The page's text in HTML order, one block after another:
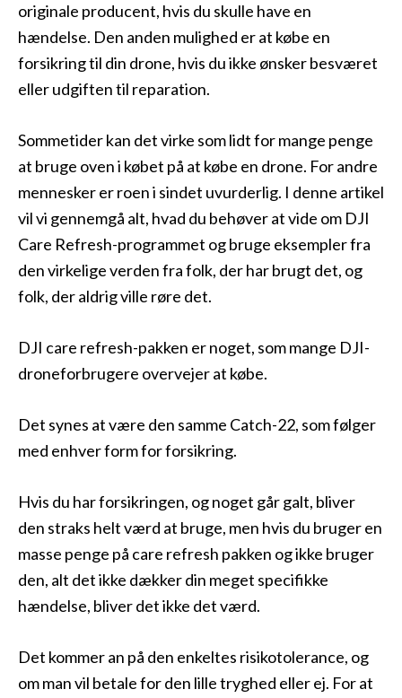
originale producent, hvis du skulle have en
hændelse. Den anden mulighed er at købe en
forsikring til din drone, hvis du ikke ønsker besværet
eller udgiften til reparation.
Sommetider kan det virke som lidt for mange penge
at bruge oven i købet på at købe en drone. For andre
mennesker er roen i sindet uvurderlig. I denne artikel
vil vi gennemgå alt, hvad du behøver at vide om DJI
Care Refresh-programmet og bruge eksempler fra
den virkelige verden fra folk, der har brugt det, og
folk, der aldrig ville røre det.
DJI care refresh-pakken er noget, som mange DJI-
droneforbrugere overvejer at købe.
Det synes at være den samme Catch-22, som følger
med enhver form for forsikring.
Hvis du har forsikringen, og noget går galt, bliver
den straks helt værd at bruge, men hvis du bruger en
masse penge på care refresh pakken og ikke bruger
den, alt det ikke dækker din meget specifikke
hændelse, bliver det ikke det værd.
Det kommer an på den enkeltes risikotolerance, og
om man vil betale for den lille tryghed eller ej. For at